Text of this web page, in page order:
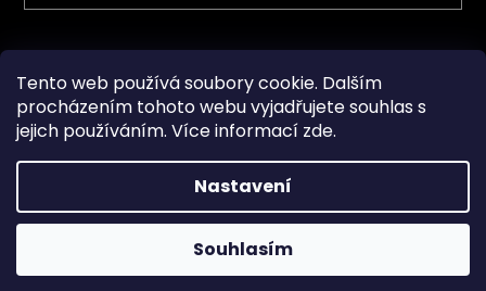
Tento web používá soubory cookie. Dalším
procházením tohoto webu vyjadřujete souhlas s
jejich používáním. Více informací zde.
Nastavení
Souhlasím
Vše o nákupu
Doprava
Garance originality
Tabulka velikosti